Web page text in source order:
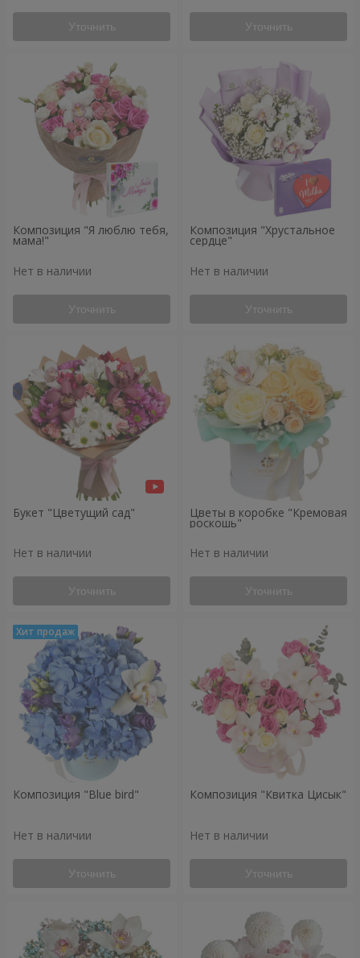
Уточнить Уточнить
Композиция "Я люблю тебя,
мама!"
Нет в наличии
Уточнить
Композиция "Хрустальное
сердце"
Нет в наличии
Уточнить
Букет "Цветущий сад"
Нет в наличии
Уточнить
Цветы в коробке "Кремовая
роскошь"
Нет в наличии
Уточнить
Композиция "Blue bird"
Нет в наличии
Уточнить
Композиция "Квитка Цисык"
Нет в наличии
Уточнить